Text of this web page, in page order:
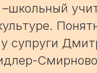
супруги